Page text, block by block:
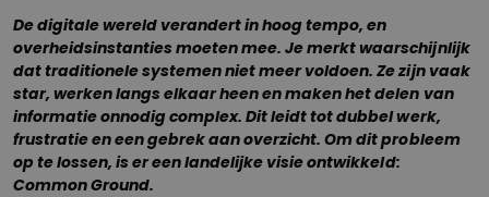
De digitale wereld verandert in hoog tempo, en
overheidsinstanties moeten mee. Je merkt waarschijnlijk
dat traditionele systemen niet meer voldoen. Ze zijn vaak
star, werken langs elkaar heen en maken het delen van
informatie onnodig complex. Dit leidt tot dubbel werk,
frustratie en een gebrek aan overzicht. Om dit probleem
op te lossen, is er een landelijke visie ontwikkeld:
Common Ground.